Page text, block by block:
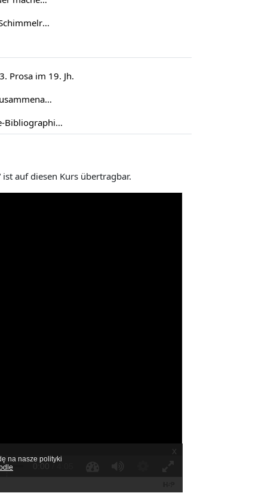
15. Theodor Storm: „Der Schimmelreiter“ (1888)
Prosa im 19. Jh.
1.5. Tools der digitalen Zusammenarbeit
1.7. Tutorials zu Online-Bibliographien
auf diesen Kurs übertragbar.